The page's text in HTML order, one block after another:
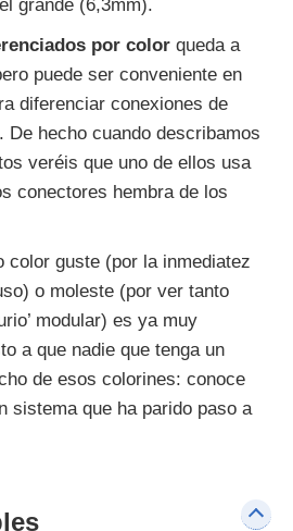
grande (6,3mm).
por color queda a
puede ser conveniente en
diferenciar conexiones de
De hecho cuando describamos
veréis que uno de ellos usa
conectores hembra de los
color guste (por la inmediatez
o moleste (por ver tanto
modular) es ya muy
a que nadie que tenga un
de esos colorines: conoce
sistema que ha parido paso a